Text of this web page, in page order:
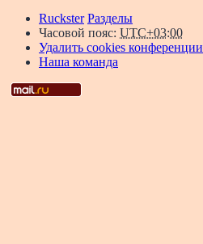
Ruckster Разделы
Часовой пояс: UTC+03:00
Удалить cookies конференции
Наша команда